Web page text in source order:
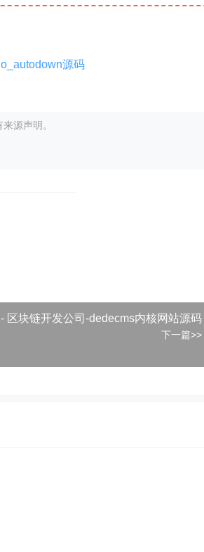
源码
源声明。
区块链开发公司-dedecms内核网站源码
下一篇>>